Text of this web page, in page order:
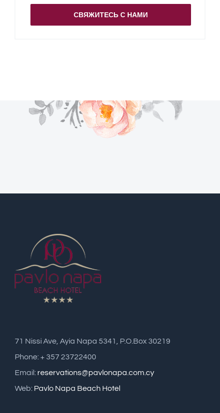
СВЯЖИТЕСЬ С НАМИ
71 Nissi Ave, Ayia Napa 5341, P.O.Box 30219
Phone: + 357 23722400
Email: reservations@pavlonapa.com.cy
Web: Pavlo Napa Beach Hotel